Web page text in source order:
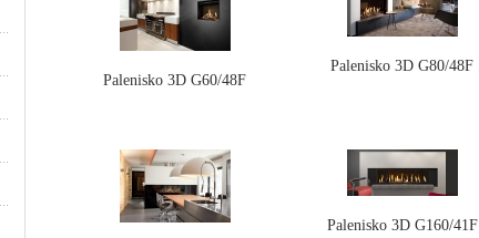
Palenisko 3D G60/48F
Palenisko 3D G80/48F
Palenisko 3D G160/41F